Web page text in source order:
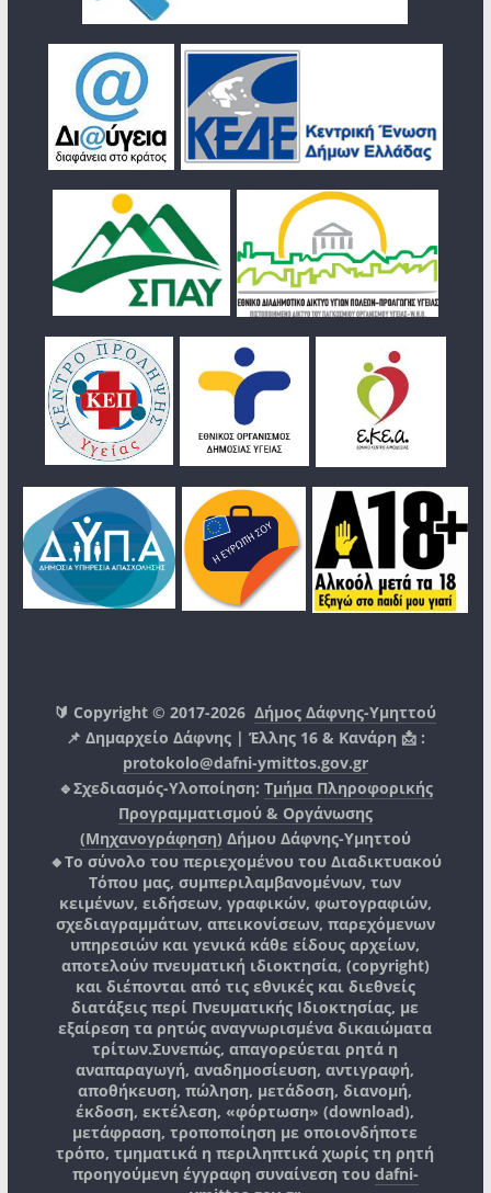
🔰 Copyright © 2017-2026Δήμος Δάφνης-Υμηττού
📌 Δημαρχείο Δάφνης | Έλλης 16 & Κανάρη 📩 :
protokolo@dafni-ymittos.gov.gr
🔹Σχεδιασμός-Υλοποίηση: Τμήμα Πληροφορικής
Προγραμματισμού & Οργάνωσης
(Μηχανογράφηση) Δήμου Δάφνης-Υμηττού
🔸Το σύνολο του περιεχομένου του Διαδικτυακού
Τόπου μας, συμπεριλαμβανομένων, των
κειμένων, ειδήσεων, γραφικών, φωτογραφιών,
σχεδιαγραμμάτων, απεικονίσεων, παρεχόμενων
υπηρεσιών και γενικά κάθε είδους αρχείων,
αποτελούν πνευματική ιδιοκτησία, (copyright)
και διέπονται από τις εθνικές και διεθνείς
διατάξεις περί Πνευματικής Ιδιοκτησίας, με
εξαίρεση τα ρητώς αναγνωρισμένα δικαιώματα
τρίτων.Συνεπώς, απαγορεύεται ρητά η
αναπαραγωγή, αναδημοσίευση, αντιγραφή,
αποθήκευση, πώληση, μετάδοση, διανομή,
έκδοση, εκτέλεση, «φόρτωση» (download),
μετάφραση, τροποποίηση με οποιονδήποτε
τρόπο, τμηματικά η περιληπτικά χωρίς τη ρητή
προηγούμενη έγγραφη συναίνεση του dafni-